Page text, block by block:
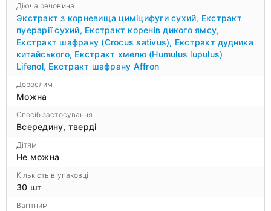
Діюча речовина
Экстракт з корневища циміцифуги сухий, Екстракт
пуерарії сухий, Екстракт коренів дикого ямсу,
Екстракт шафрану (Crocus sativus), Екстракт дудника
китайського, Екстракт хмелю (Humulus lupulus)
Lifenol, Екстракт шафрану Affron
Дорослим
Можна
Спосіб застосування
Всередину, тверді
Дітям
Не можна
Кількість в упаковці
30 шт
Вагітним